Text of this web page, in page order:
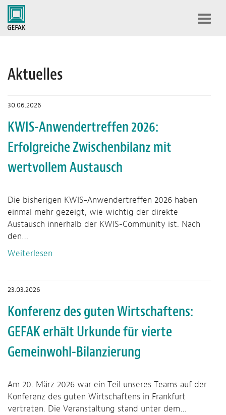
Aktuelles
30.06.2026
KWIS-Anwendertreffen 2026:
Erfolgreiche Zwischenbilanz mit
wertvollem Austausch
Die bisherigen KWIS-Anwendertreffen 2026 haben
einmal mehr gezeigt, wie wichtig der direkte
Austausch innerhalb der KWIS-Community ist. Nach
den…
Weiterlesen
23.03.2026
Konferenz des guten Wirtschaftens:
GEFAK erhält Urkunde für vierte
Gemeinwohl-Bilanzierung
Am 20. März 2026 war ein Teil unseres Teams auf der
Konferenz des guten Wirtschaftens in Frankfurt
vertreten. Die Veranstaltung stand unter dem…